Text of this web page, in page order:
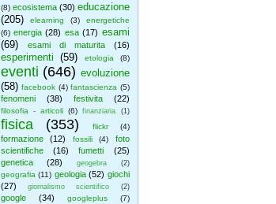
(8) ecosistema (30) educazione
(205)
elearning (3)
energetiche
(6) energia (28) esa (17) esami
(69)
esami di maturita (16)
esperimenti (59) etologia (8)
eventi (646) evoluzione
(58) facebook (4) fantascienza (5)
fenomeni (38) festivita (22)
filosofia - articoli (6) finanziaria (1)
fisica (353) flickr (4)
formazione (12) fossili (4)
foto
scientifiche
(16) fumetti
(25)
genetica
(28) geogebra (2)
geografia (11) geologia (52) giochi
(27)
giornalismo scientifico (2)
google (34) googleplus (7)